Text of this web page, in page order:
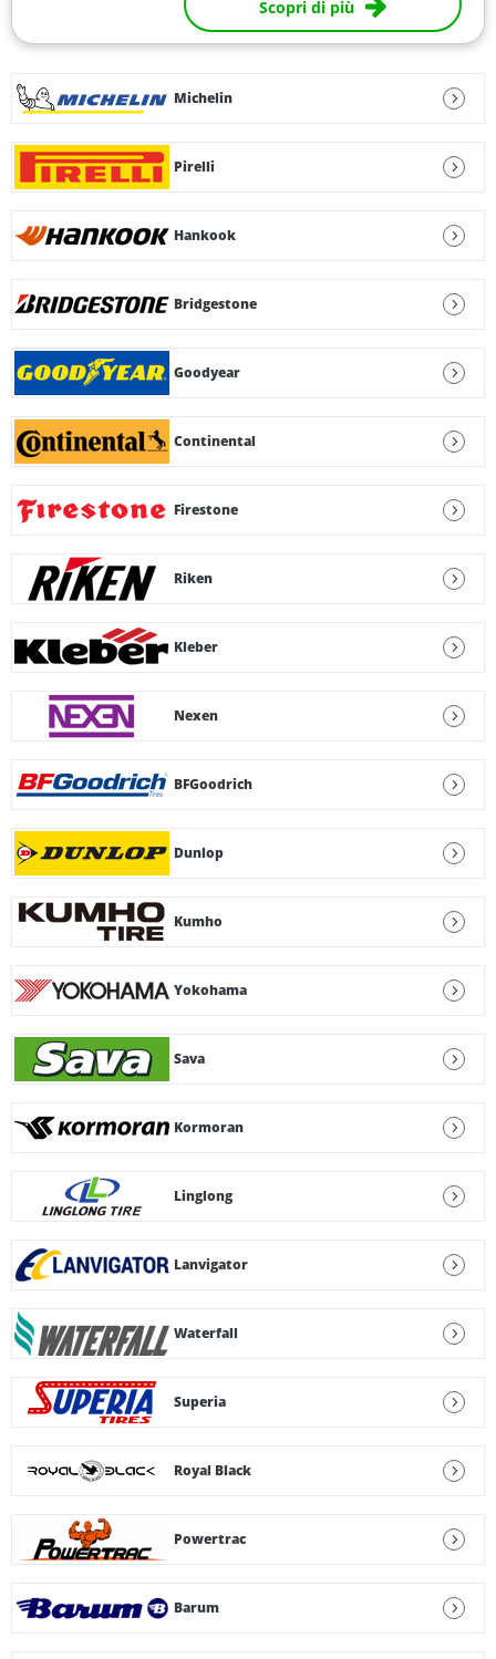
Scopri di più
Michelin
Pirelli
Hankook
Bridgestone
Goodyear
Continental
Firestone
Riken
Kleber
Nexen
BFGoodrich
Dunlop
Kumho
Yokohama
Sava
Kormoran
Linglong
Lanvigator
Waterfall
Superia
Royal Black
Powertrac
Barum